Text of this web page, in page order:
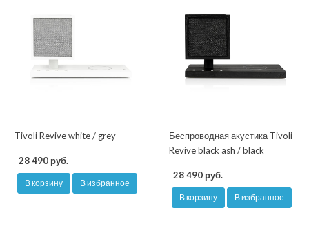
Tivoli Revive white / grey
28 490 руб.
В корзину В избранное
Беспроводная акустика Tivoli
Revive black ash / black
28 490 руб.
В корзину В избранное